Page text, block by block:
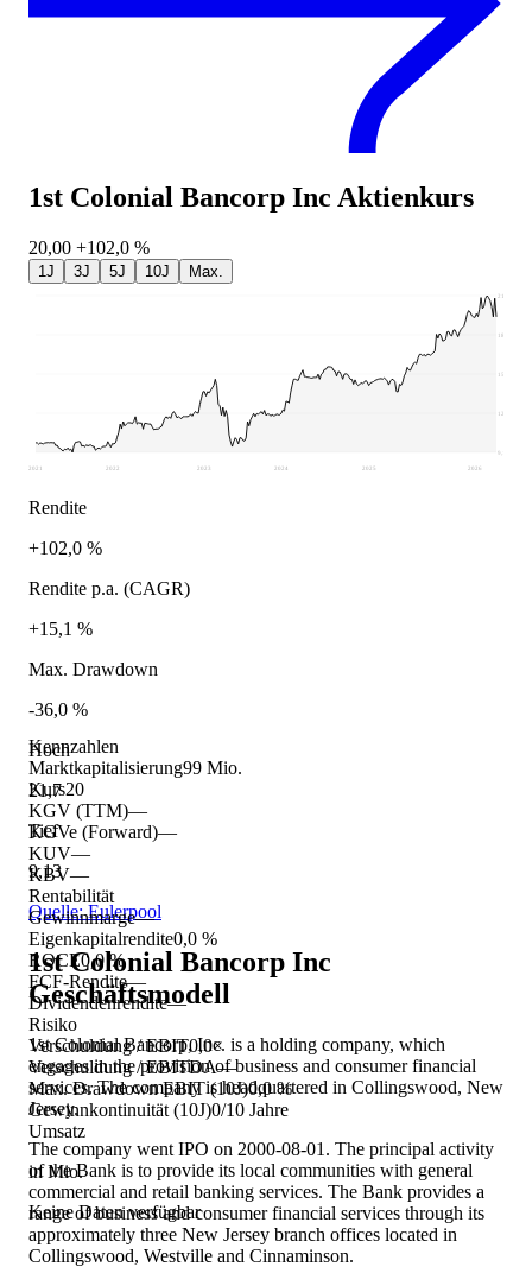
Kennzahlen
Marktkapitalisierung99 Mio.
Kurs20
KGV (TTM)—
KGVe (Forward)—
KUV—
KBV—
Rentabilität
Gewinnmarge—
Eigenkapitalrendite0,0 %
ROCE0,0 %
FCF-Rendite—
Dividendenrendite—
Risiko
Verschuldung / EBIT0,0×
Verschuldung / EBITDA—
Max. Drawdown EBIT (10J)0,0 %
Gewinnkontinuität (10J)0/10 Jahre
Umsatz
in Mio.
Keine Daten verfügbar
1st Colonial Bancorp Inc Aktienkurs
20,00 +102,0 %
1J 3J 5J 10J Max.
9,13
12,27
15,42
18,56
21,7
2021 2022 2023 2024 2025 2026
Rendite
+102,0 %
Rendite p.a. (CAGR)
+15,1 %
Max. Drawdown
-36,0 %
Hoch
21,7
Tief
9,13
Quelle: Eulerpool
1st Colonial Bancorp Inc
Geschäftsmodell
1st Colonial Bancorp, Inc. is a holding company, which
engages in the provision of business and consumer financial
services. The company is headquartered in Collingswood, New
Jersey.
The company went IPO on 2000-08-01. The principal activity
of the Bank is to provide its local communities with general
commercial and retail banking services. The Bank provides a
range of business and consumer financial services through its
approximately three New Jersey branch offices located in
Collingswood, Westville and Cinnaminson.